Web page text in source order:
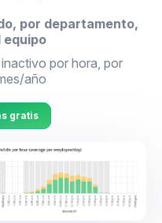
por departamento,
equipo
por hora, por
año
gratis